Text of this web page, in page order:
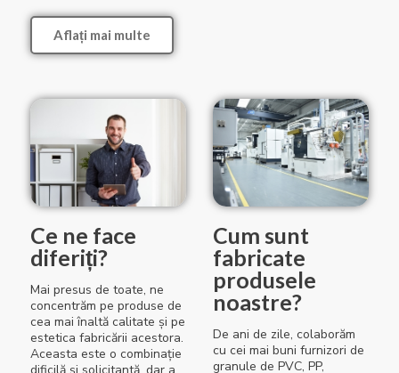
Aflați mai multe
Ce ne face
diferiți?
Mai presus de toate, ne
concentrăm pe produse de
cea mai înaltă calitate și pe
estetica fabricării acestora.
Aceasta este o combinație
Cum sunt
fabricate
produsele
noastre?
De ani de zile, colaborăm
cu cei mai buni furnizori de
granule de PVC, PP,